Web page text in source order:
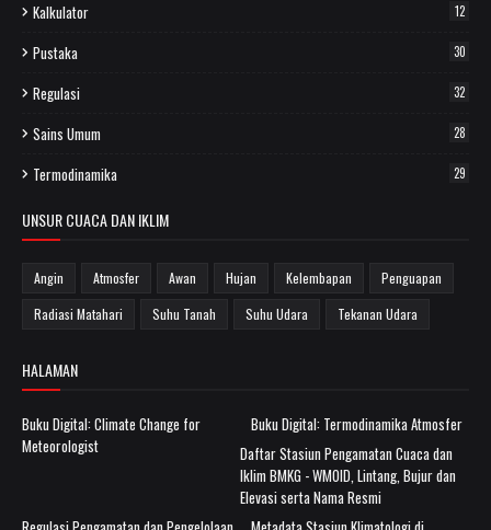
Kalkulator 12
Pustaka 30
Regulasi 32
Sains Umum 28
Termodinamika 29
UNSUR CUACA DAN IKLIM
Angin Atmosfer Awan Hujan Kelembapan
Penguapan
Radiasi Matahari
Suhu Tanah Suhu Udara Tekanan Udara
HALAMAN
Buku Digital: Climate Change for
Meteorologist
Buku Digital: Termodinamika Atmosfer
Daftar Stasiun Pengamatan Cuaca dan
Iklim BMKG - WMOID, Lintang, Bujur dan
Elevasi serta Nama Resmi